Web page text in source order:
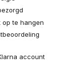
op te hangen
account